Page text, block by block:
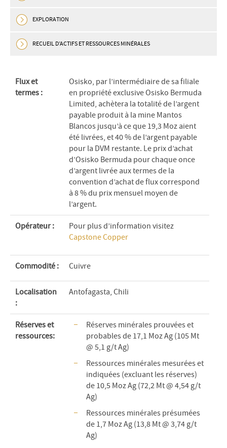
EXPLORATION
RECUEIL D’ACTIFS ET RESSOURCES MINÉRALES
Flux et
termes :
Osisko, par l’intermédiaire de sa filiale
en propriété exclusive Osisko Bermuda
Limited, achètera la totalité de l’argent
payable produit à la mine Mantos
Blancos jusqu’à ce que 19,3 Moz aient
été livrées, et 40 % de l’argent payable
pour la DVM restante. Le prix d’achat
d’Osisko Bermuda pour chaque once
d’argent livrée aux termes de la
convention d’achat de flux correspond
à 8 % du prix mensuel moyen de
l’argent.
Opérateur :
Pour plus d’information visitez
Capstone Copper
Commodité : Cuivre
Localisation
:
Antofagasta, Chili
Réserves et
ressources:
Réserves minérales prouvées et
probables de 17,1 Moz Ag (105 Mt
@ 5,1 g/t Ag)
Ressources minérales mesurées et
indiquées (excluant les réserves)
de 10,5 Moz Ag (72,2 Mt @ 4,54 g/t
Ag)
Ressources minérales présumées
de 1,7 Moz Ag (13,8 Mt @ 3,74 g/t
Ag)